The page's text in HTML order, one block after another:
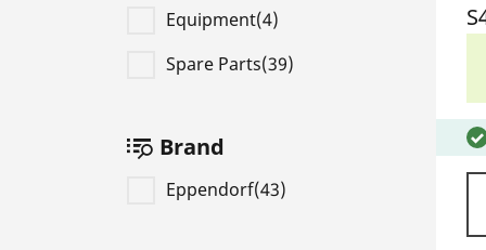
Equipment(4)
Spare Parts(39)
Brand
Eppendorf(43)